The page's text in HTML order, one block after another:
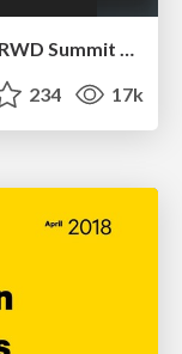
Fight the Zombie Pattern Library - RWD Summit 2016
234 17k